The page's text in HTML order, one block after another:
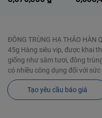
ĐÔNG TRÙNG HẠ THẢO HÀN
45g Hàng siêu vip, được khai
giống như sâm tươi, đông
có nhiều công dụng đối với sức
Tạo yêu cầu báo giá